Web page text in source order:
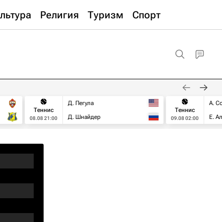
Религия Туризм Спорт
Теннис
08.08 21:00
Д. Пегула
Д. Шнайдер
Теннис
09.08 02:00
А.
Е.